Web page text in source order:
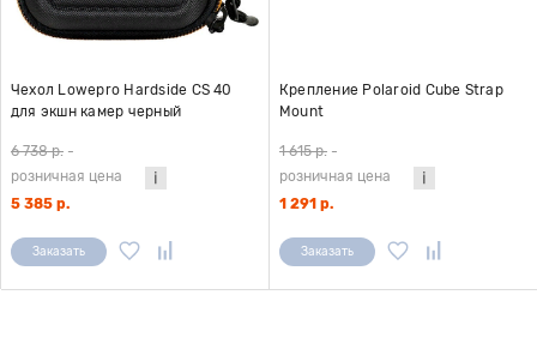
Чехол Lowepro Hardside CS 40
для экшн камер черный
6 738 р. -
розничная цена
5 385 р.
Заказать
Крепление Polaroid Cube Strap
Mount
1 615 р. -
розничная цена
1 291 р.
Заказать